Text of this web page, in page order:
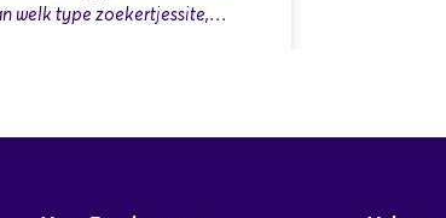
welk type zoekertjessite,…